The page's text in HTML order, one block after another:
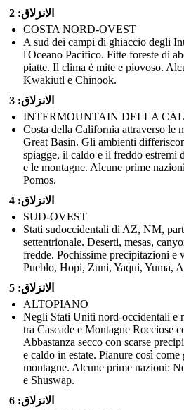
الانزلاق: 2
COSTA NORD-OVEST
A sud dei campi di ghiaccio degli
l'Oceano Pacifico. Fitte foreste di
piatte. Il clima è mite e piovoso.
Kwakiutl e Chinook.
الانزلاق: 3
INTERMOUNTAIN DELLA
Costa della California attraverso le
Great Basin. Gli ambienti
spiagge, il caldo e il freddo estremi
e le montagne. Alcune prime
Pomos.
الانزلاق: 4
SUD-OVEST
Stati sudoccidentali di AZ, NM,
settentrionale. Deserti, mesas,
fredde. Pochissime precipitazioni e
Pueblo, Hopi, Zuni, Yaqui, Yuma,
الانزلاق: 5
ALTOPIANO
Negli Stati Uniti nord-occidentali e
tra Cascade e Montagne Rocciose
Abbastanza secco con scarse
e caldo in estate. Pianure così
montagne. Alcune prime nazioni:
e Shuswap.
الانزلاق: 6